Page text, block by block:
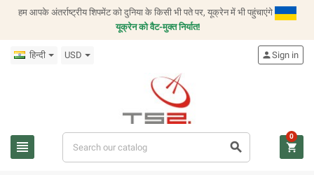
हम आपके अंतर्राष्ट्रीय शिपमेंट को दुनिया के किसी भी पते पर, यूक्रेन में भी पहुंचाएंगे
यूक्रेन को वैट-मुक्त निर्यात!
हिन्दी USD
view_headline search
personSign in
shopping_cart
0